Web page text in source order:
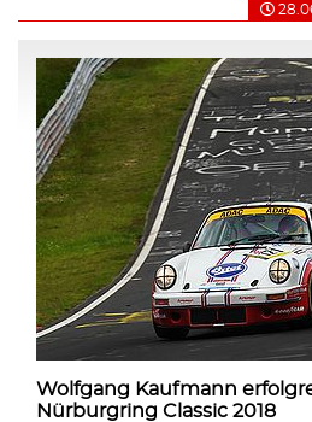
Wolfgang Kaufmann
Nürburgring Classic 2018